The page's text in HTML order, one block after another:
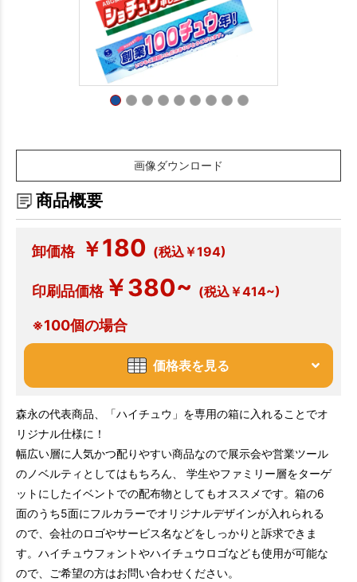
画像ダウンロード
商品概要
卸価格 ￥180 (税込￥194)
印刷品価格￥380~ (税込￥414~)
※100個の場合
価格表を見る
森永の代表商品、「ハイチュウ」を専用の箱に入れることでオ
リジナル仕様に！
幅広い層に人気かつ配りやすい商品なので展示会や営業ツール
のノベルティとしてはもちろん、 学生やファミリー層をターゲ
ットにしたイベントでの配布物としてもオススメです。箱の6
面のうち5面にフルカラーでオリジナルデザインが入れられる
ので、会社のロゴやサービス名などをしっかりと訴求できま
す。ハイチュウフォントやハイチュウロゴなども使用が可能な
ので、ご希望の方はお問い合わせください。